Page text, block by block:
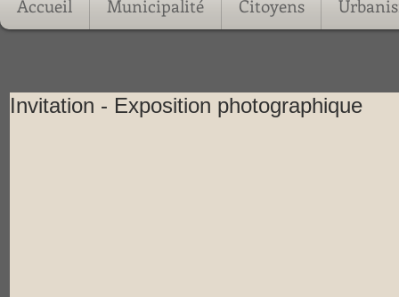
Accueil Municipalité Citoyens
Invitation - Exposition photographique